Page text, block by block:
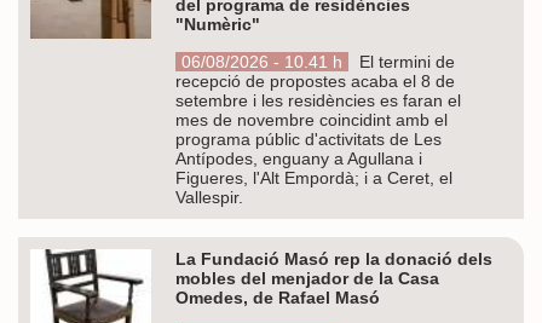
del programa de residències
"Numèric"
06/08/2026 - 10.41 h
El termini de
recepció de propostes acaba el 8 de
setembre i les residències es faran el
mes de novembre coincidint amb el
programa públic d'activitats de Les
Antípodes, enguany a Agullana i
Figueres, l'Alt Empordà; i a Ceret, el
Vallespir.
La Fundació Masó rep la donació dels
mobles del menjador de la Casa
Omedes, de Rafael Masó